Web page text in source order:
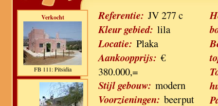
Verkocht
FB 111: Pitsidia
Referentie: JV 277 c
Kleur gebied: lila
Locatie: Plaka
Aankoopprijs: €
380.000,=
Stijl gebouw: modern
Voorzieningen: beerput